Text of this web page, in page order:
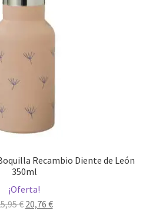
Recambio Diente de León
350ml
¡Oferta!
€ El
20,76 €El